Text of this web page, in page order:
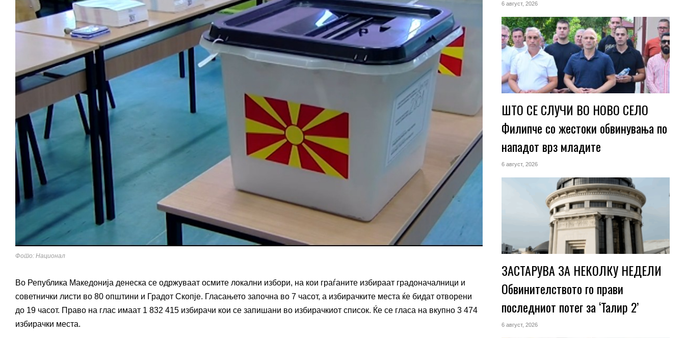
Фото: Национал
Во Република Македонија денеска се одржуваат осмите локални избори, на кои граѓаните избираат градоначалници и
советнички листи во 80 општини и Градот Скопје. Гласањето започна во 7 часот, а избирачките места ќе бидат отворени
до 19 часот. Право на глас имаат 1 832 415 избирачи кои се запишани во избирачкиот список. Ќе се гласа на вкупно 3 474
избирачки места.
6 август, 2026
ШТО СЕ СЛУЧИ ВО НОВО СЕЛО
Филипче со жестоки обвинувања по
нападот врз младите
6 август, 2026
ЗАСТАРУВА ЗА НЕКОЛКУ НЕДЕЛИ
Обвинителството го прави
последниот потег за ‘Талир 2’
6 август, 2026